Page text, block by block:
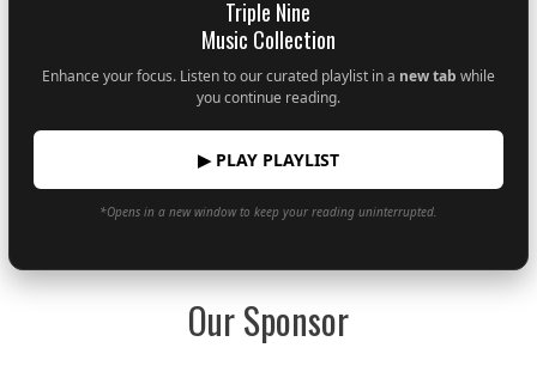
Triple Nine
Music Collection
Enhance your focus. Listen to our curated playlist in a new tab while
you continue reading.
▶ PLAY PLAYLIST
*Opens in a new window to keep your reading uninterrupted.
Our Sponsor